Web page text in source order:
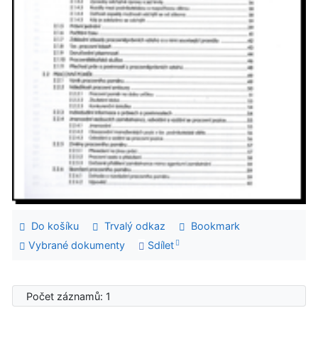
Do košíku Trvalý odkaz
Bookmark
Vybrané dokumenty
Sdílet
Počet záznamů: 1